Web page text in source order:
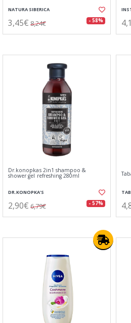
NATURA SIBERICA
3,45€ 8,24€ - 58%
Dr.konopkas 2in1 shampoo &
shower gel refreshing 280ml
DR.KONOPKA'S
2,90€ 6,79€ - 57%